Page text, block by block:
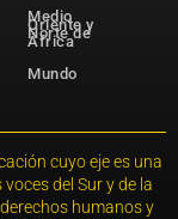
Medio
Oriente y
Norte de
África
Mundo
cuyo eje es una
del Sur y de la
humanos y